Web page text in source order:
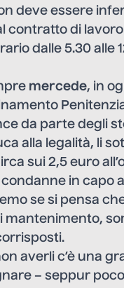
deve essere
contratto di
dalle 5.30 alle
mercede, in
da parte degli
alla legalità, li
sui 2,5 euro
in capo
se si pensa
mantenimento,
averli c’è una
– seppur